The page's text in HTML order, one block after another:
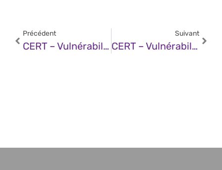
Précédent
CERT – Vulnérabilité Dans Kaspersky Security Center (25 Novembre 2025)
Suivant
CERT – Vulnérabilité Dans Les Produits PrimX (25 Novembre 2025)